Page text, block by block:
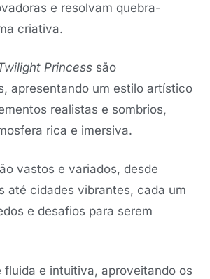
e resolvam quebra-
criativa.
Princess são
apresentando um estilo artístico
realistas e sombrios,
rica e imersiva.
vastos e variados, desde
até cidades vibrantes, cada um
e desafios para serem
fluida e intuitiva, aproveitando os